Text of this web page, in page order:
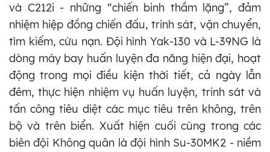
và C212i - những “chiến binh thầm lặng”, đảm
nhiệm hiệp đồng chiến đấu, trinh sát, vận chuyển,
tìm kiếm, cứu nạn. Đội hình Yak-130 và L-39NG là
dòng máy bay huấn luyện đa năng hiện đại, hoạt
động trong mọi điều kiện thời tiết, cả ngày lẫn
đêm, thực hiện nhiệm vụ huấn luyện, trinh sát và
tấn công tiêu diệt các mục tiêu trên không, trên
bộ và trên biển. Xuất hiện cuối cùng trong các
biên đội Không quân là đội hình Su-30MK2 - niềm